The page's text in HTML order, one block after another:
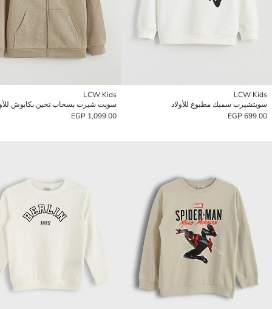
LCW Kids
سويتشيرت سميك مطبوع للأولاد
699.00 EGP
LCW Kids
سويت شيرت بسحاب تخين بكابوش
1,099.00 EGP